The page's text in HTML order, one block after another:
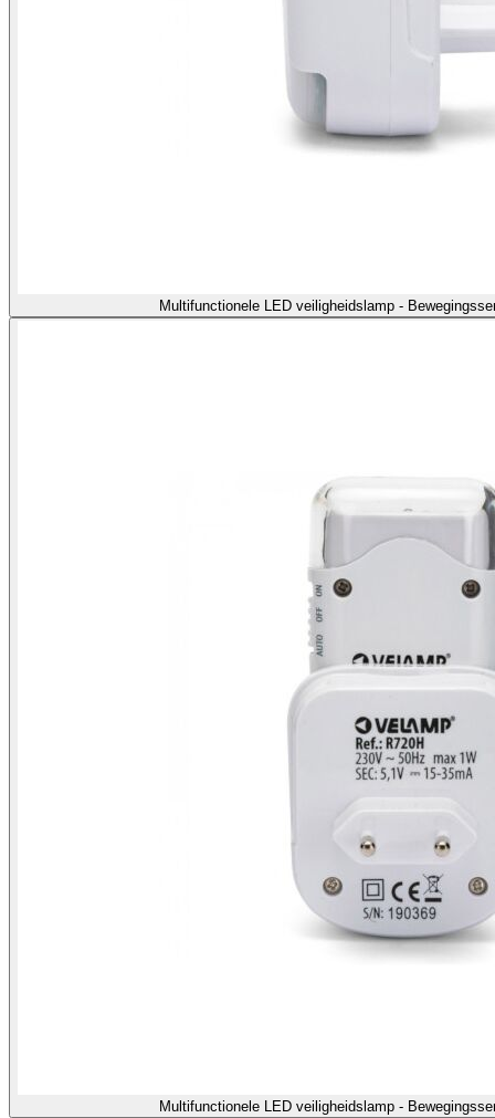
Multifunctionele LED veiligheidslamp -
Multifunctionele LED veiligheidslamp -